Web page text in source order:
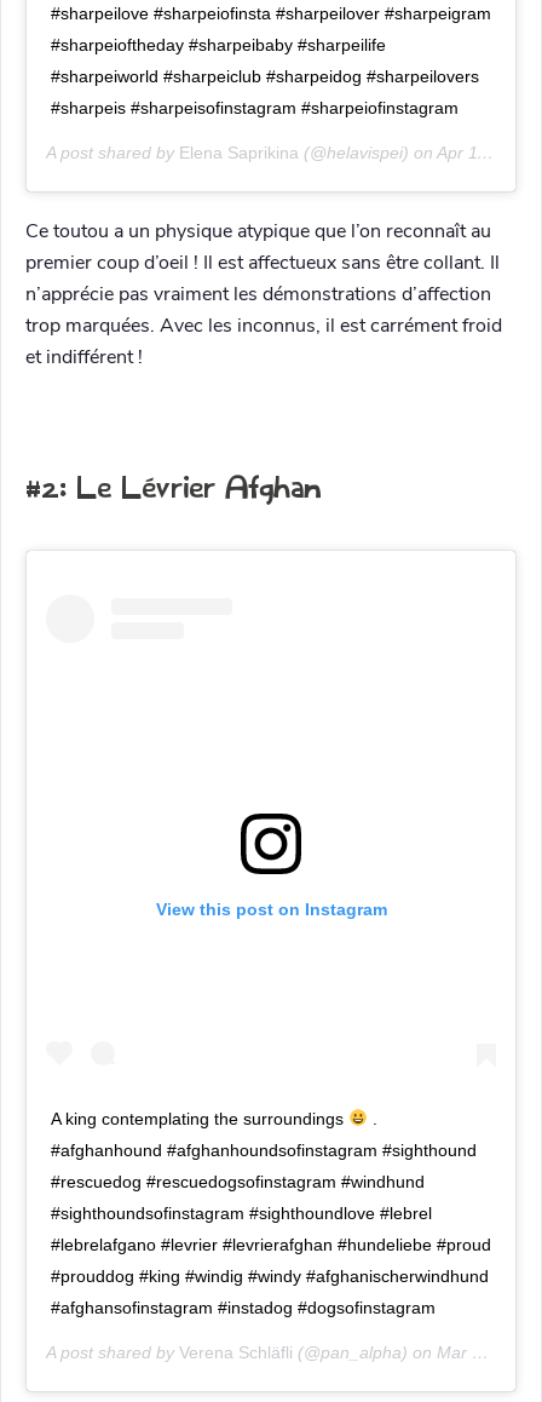
#sharpeilove #sharpeiofinsta #sharpeilover #sharpeigram
#sharpeioftheday #sharpeibaby #sharpeilife
#sharpeiworld #sharpeiclub #sharpeidog #sharpeilovers
#sharpeis #sharpeisofinstagram #sharpeiofinstagram
A post shared by Elena Saprikina (@helavispei) on Apr 11, 2020 at 11:12pm PDT
Ce toutou a un physique atypique que l’on reconnaît au
premier coup d’oeil ! Il est affectueux sans être collant. Il
n’apprécie pas vraiment les démonstrations d’affection
trop marquées. Avec les inconnus, il est carrément froid
et indifférent !
#2: Le Lévrier Afghan
View this post on Instagram
A king contemplating the surroundings
#afghanhound #afghanhoundsofinstagram #sighthound
#rescuedog #rescuedogsofinstagram #windhund
#sighthoundsofinstagram #sighthoundlove #lebrel
#lebrelafgano #levrier #levrierafghan #hundeliebe #proud
#prouddog #king #windig #windy #afghanischerwindhund
#afghansofinstagram #instadog #dogsofinstagram
A post shared by Verena Schläfli (@pan_alpha) on Mar 22, 2020 at 5:29am PDT